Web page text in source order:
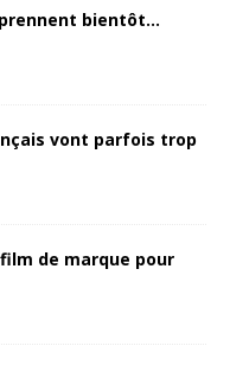
bientôt…
vont parfois trop
de marque pour